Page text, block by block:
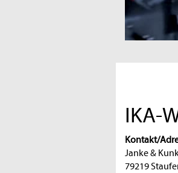
IKA-
Kontakt/
Janke &
79219